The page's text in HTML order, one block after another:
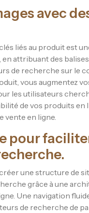
avec
liés au produit est
attribuant des
de recherche sur le
vous augmentez
les utilisateurs
de vos produits en
vente en ligne.
pour
une structure de
grâce à une
Une navigation
de recherche de